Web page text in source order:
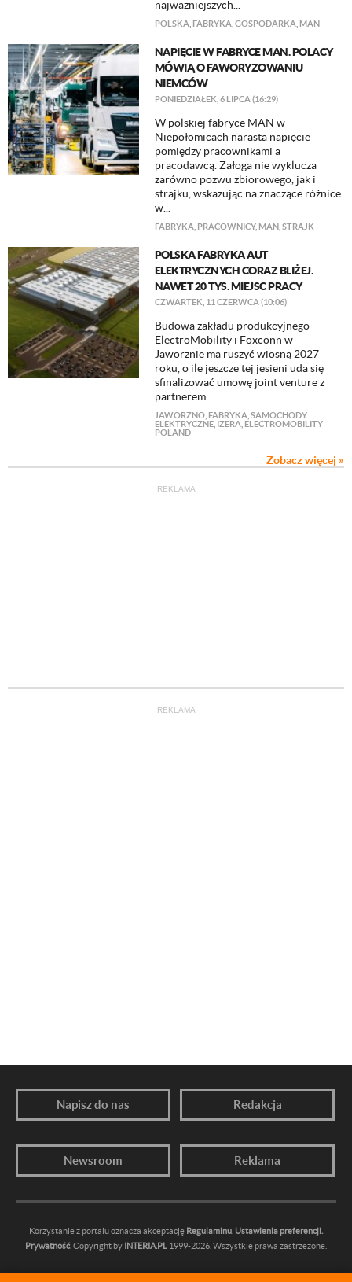
najważniejszych...
POLSKA FABRYKA GOSPODARKA MAN
NAPIĘCIE W FABRYCE MAN. POLACY
MÓWIĄ O FAWORYZOWANIU
NIEMCÓW
PONIEDZIAŁEK, 6 LIPCA (16:29)
W polskiej fabryce MAN w
Niepołomicach narasta napięcie
pomiędzy pracownikami a
pracodawcą. Załoga nie wyklucza
zarówno pozwu zbiorowego, jak i
strajku, wskazując na znaczące różnice
w...
FABRYKA PRACOWNICY, MAN, STRAJK
POLSKA FABRYKA AUT
ELEKTRYCZNYCH CORAZ BLIŻEJ.
NAWET 20 TYS. MIEJSC PRACY
CZWARTEK, 11 CZERWCA (10:06)
Budowa zakładu produkcyjnego
ElectroMobility i Foxconn w
Jaworznie ma ruszyć wiosną 2027
roku, o ile jeszcze tej jesieni uda się
sfinalizować umowę joint venture z
partnerem...
JAWORZNO, FABRYKA SAMOCHODY
ELEKTRYCZNE, IZERA ELECTROMOBILITY
POLAND
Zobacz więcej »
REKLAMA
REKLAMA
Napisz do nas Redakcja
Newsroom Reklama
Korzystanie z portalu oznacza akceptację Regulaminu Ustawienia preferencji.
Prywatność. Copyright by INTERIA.PL 1999-2026. Wszystkie prawa zastrzeżone.